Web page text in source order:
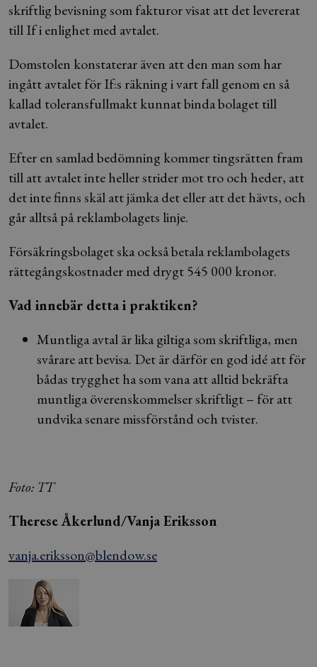
skriftlig bevisning som fakturor visat att det levererat
till If i enlighet med avtalet.
Domstolen konstaterar även att den man som har
ingått avtalet för If:s räkning i vart fall genom en så
kallad toleransfullmakt kunnat binda bolaget till
avtalet.
Efter en samlad bedömning kommer tingsrätten fram
till att avtalet inte heller strider mot tro och heder, att
det inte finns skäl att jämka det eller att det hävts, och
går alltså på reklambolagets linje.
Försäkringsbolaget ska också betala reklambolagets
rättegångskostnader med drygt 545 000 kronor.
Vad innebär detta i praktiken?
Muntliga avtal är lika giltiga som skriftliga, men
svårare att bevisa. Det är därför en god idé att för
bådas trygghet ha som vana att alltid bekräfta
muntliga överenskommelser skriftligt – för att
undvika senare missförstånd och tvister.
Foto: TT
Therese Åkerlund/Vanja Eriksson
vanja.eriksson@blendow.se